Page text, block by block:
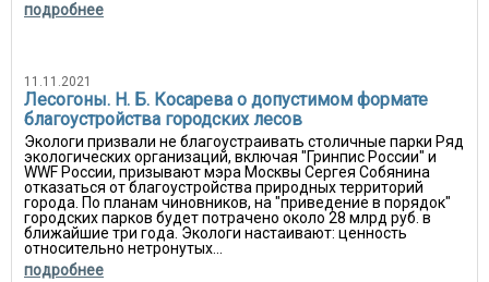
подробнее
11.11.2021
Лесогоны. Н. Б. Косарева о допустимом формате
благоустройства городских лесов
Экологи призвали не благоустраивать столичные парки Ряд
экологических организаций, включая "Гринпис России" и
WWF России, призывают мэра Москвы Сергея Собянина
отказаться от благоустройства природных территорий
города. По планам чиновников, на "приведение в порядок"
городских парков будет потрачено около 28 млрд руб. в
ближайшие три года. Экологи настаивают: ценность
относительно нетронутых...
подробнее